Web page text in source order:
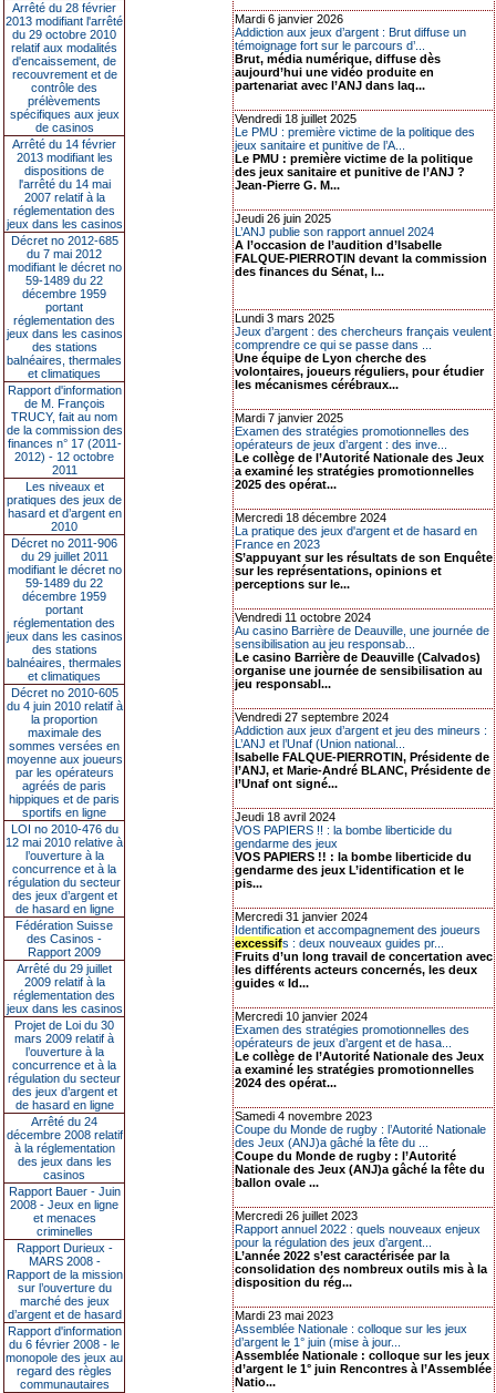
Arrêté du 28 février
2013 modifiant l'arrêté
du 29 octobre 2010
relatif aux modalités
d'encaissement, de
recouvrement et de
contrôle des
prélèvements
spécifiques aux jeux
de casinos
Arrêté du 14 février
2013 modifiant les
dispositions de
l'arrêté du 14 mai
2007 relatif à la
réglementation des
jeux dans les casinos
Décret no 2012-685
du 7 mai 2012
modifiant le décret no
59-1489 du 22
décembre 1959
portant
réglementation des
jeux dans les casinos
des stations
balnéaires, thermales
et climatiques
Rapport d'information
de M. François
TRUCY, fait au nom
de la commission des
finances n° 17 (2011-
2012) - 12 octobre
2011
Les niveaux et
pratiques des jeux de
hasard et d’argent en
2010
Décret no 2011-906
du 29 juillet 2011
modifiant le décret no
59-1489 du 22
décembre 1959
portant
réglementation des
jeux dans les casinos
des stations
balnéaires, thermales
et climatiques
Décret no 2010-605
du 4 juin 2010 relatif à
la proportion
maximale des
sommes versées en
moyenne aux joueurs
par les opérateurs
agréés de paris
hippiques et de paris
sportifs en ligne
LOI no 2010-476 du
12 mai 2010 relative à
l’ouverture à la
concurrence et à la
régulation du secteur
des jeux d’argent et
de hasard en ligne
Fédération Suisse
des Casinos -
Rapport 2009
Arrêté du 29 juillet
2009 relatif à la
réglementation des
jeux dans les casinos
Projet de Loi du 30
mars 2009 relatif à
l’ouverture à la
concurrence et à la
régulation du secteur
des jeux d’argent et
de hasard en ligne
Arrêté du 24
décembre 2008 relatif
à la réglementation
des jeux dans les
casinos
Rapport Bauer - Juin
2008 - Jeux en ligne
et menaces
criminelles
Rapport Durieux -
MARS 2008 -
Rapport de la mission
sur l’ouverture du
marché des jeux
d’argent et de hasard
Rapport d'information
du 6 février 2008 - le
monopole des jeux au
regard des règles
communautaires
Mardi 6 janvier 2026
Addiction aux jeux d’argent : Brut diffuse un
témoignage fort sur le parcours d’...
Brut, média numérique, diffuse dès
aujourd’hui une vidéo produite en
partenariat avec l’ANJ dans laq...
Vendredi 18 juillet 2025
Le PMU : première victime de la politique des
jeux sanitaire et punitive de l’A...
Le PMU : première victime de la politique
des jeux sanitaire et punitive de l’ANJ ?
Jean-Pierre G. M...
Jeudi 26 juin 2025
L’ANJ publie son rapport annuel 2024
A l’occasion de l’audition d’Isabelle
FALQUE-PIERROTIN devant la commission
des finances du Sénat, l...
Lundi 3 mars 2025
Jeux d’argent : des chercheurs français veulent
comprendre ce qui se passe dans ...
Une équipe de Lyon cherche des
volontaires, joueurs réguliers, pour étudier
les mécanismes cérébraux...
Mardi 7 janvier 2025
Examen des stratégies promotionnelles des
opérateurs de jeux d’argent : des inve...
Le collège de l’Autorité Nationale des Jeux
a examiné les stratégies promotionnelles
2025 des opérat...
Mercredi 18 décembre 2024
La pratique des jeux d'argent et de hasard en
France en 2023
S’appuyant sur les résultats de son Enquête
sur les représentations, opinions et
perceptions sur le...
Vendredi 11 octobre 2024
Au casino Barrière de Deauville, une journée de
sensibilisation au jeu responsab...
Le casino Barrière de Deauville (Calvados)
organise une journée de sensibilisation au
jeu responsabl...
Vendredi 27 septembre 2024
Addiction aux jeux d’argent et jeu des mineurs :
L’ANJ et l’Unaf (Union national...
Isabelle FALQUE-PIERROTIN, Présidente de
l’ANJ, et Marie-André BLANC, Présidente de
l’Unaf ont signé...
Jeudi 18 avril 2024
VOS PAPIERS !! : la bombe liberticide du
gendarme des jeux
VOS PAPIERS !! : la bombe liberticide du
gendarme des jeux L’identification et le
pis...
Mercredi 31 janvier 2024
Identification et accompagnement des joueurs
excessifs : deux nouveaux guides pr...
Fruits d’un long travail de concertation avec
les différents acteurs concernés, les deux
guides « Id...
Mercredi 10 janvier 2024
Examen des stratégies promotionnelles des
opérateurs de jeux d’argent et de hasa...
Le collège de l’Autorité Nationale des Jeux
a examiné les stratégies promotionnelles
2024 des opérat...
Samedi 4 novembre 2023
Coupe du Monde de rugby : l’Autorité Nationale
des Jeux (ANJ)a gâché la fête du ...
Coupe du Monde de rugby : l’Autorité
Nationale des Jeux (ANJ)a gâché la fête du
ballon ovale ...
Mercredi 26 juillet 2023
Rapport annuel 2022 : quels nouveaux enjeux
pour la régulation des jeux d’argent...
L’année 2022 s’est caractérisée par la
consolidation des nombreux outils mis à la
disposition du rég...
Mardi 23 mai 2023
Assemblée Nationale : colloque sur les jeux
d’argent le 1° juin (mise à jour...
Assemblée Nationale : colloque sur les jeux
d’argent le 1° juin Rencontres à l’Assemblée
Natio...